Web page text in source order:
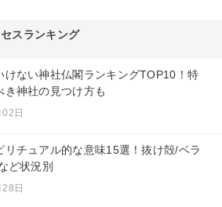
スランキング
けない神社仏閣ランキングTOP10！特
き神社の見つけ方も
日
リチュアル的な意味15選！抜け殻/ベラ
ど状況別
日